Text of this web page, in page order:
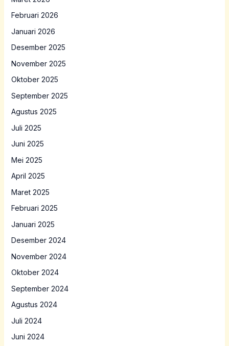
Februari 2026
Januari 2026
Desember 2025
November 2025
Oktober 2025
September 2025
Agustus 2025
Juli 2025
Juni 2025
Mei 2025
April 2025
Maret 2025
Februari 2025
Januari 2025
Desember 2024
November 2024
Oktober 2024
September 2024
Agustus 2024
Juli 2024
Juni 2024